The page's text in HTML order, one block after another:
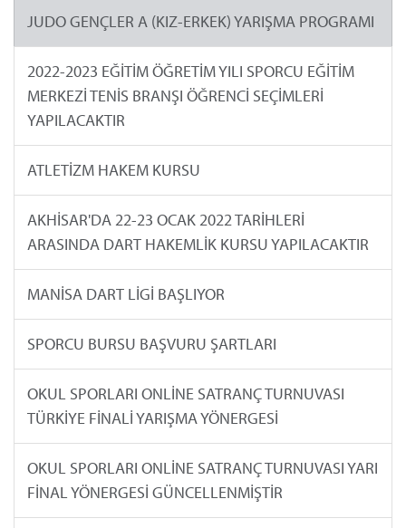
JUDO GENÇLER A (KIZ-ERKEK) YARIŞMA PROGRAMI
2022-2023 EĞİTİM ÖĞRETİM YILI SPORCU EĞİTİM
MERKEZİ TENİS BRANŞI ÖĞRENCİ SEÇİMLERİ
YAPILACAKTIR
ATLETİZM HAKEM KURSU
AKHİSAR'DA 22-23 OCAK 2022 TARİHLERİ
ARASINDA DART HAKEMLİK KURSU YAPILACAKTIR
MANİSA DART LİGİ BAŞLIYOR
SPORCU BURSU BAŞVURU ŞARTLARI
OKUL SPORLARI ONLİNE SATRANÇ TURNUVASI
TÜRKİYE FİNALİ YARIŞMA YÖNERGESİ
OKUL SPORLARI ONLİNE SATRANÇ TURNUVASI YARI
FİNAL YÖNERGESİ GÜNCELLENMİŞTİR